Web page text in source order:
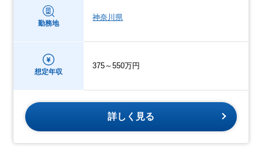
勤務地
神奈川県
想定年収
375～550万円
詳しく見る